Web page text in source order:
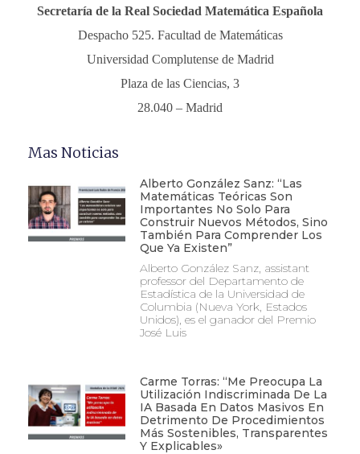
Secretaría de la Real Sociedad Matemática Española
Despacho 525. Facultad de Matemáticas
Universidad Complutense de Madrid
Plaza de las Ciencias, 3
28.040 – Madrid
Mas Noticias
Alberto González Sanz: “Las
Matemáticas Teóricas Son
Importantes No Solo Para
Construir Nuevos Métodos, Sino
También Para Comprender Los
Que Ya Existen”
Alberto González Sanz, assistant
professor del Departamento de
Estadística de la Universidad de
Columbia (Nueva York, Estados
Unidos), es el ganador del Premio
José Luis
Carme Torras: “Me Preocupa La
Utilización Indiscriminada De La
IA Basada En Datos Masivos En
Detrimento De Procedimientos
Más Sostenibles, Transparentes
Y Explicables»